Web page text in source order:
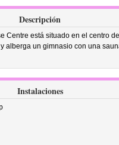
Descripción
Centre está situado en el centro
alberga un gimnasio con una
Instalaciones